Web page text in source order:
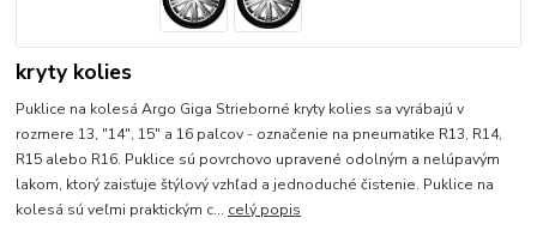
kryty kolies
Puklice na kolesá Argo Giga Strieborné kryty kolies sa vyrábajú v
rozmere 13, "14", 15" a 16 palcov - označenie na pneumatike R13, R14,
R15 alebo R16. Puklice sú povrchovo upravené odolným a nelúpavým
lakom, ktorý zaisťuje štýlový vzhľad a jednoduché čistenie. Puklice na
kolesá sú veľmi praktickým c... celý popis